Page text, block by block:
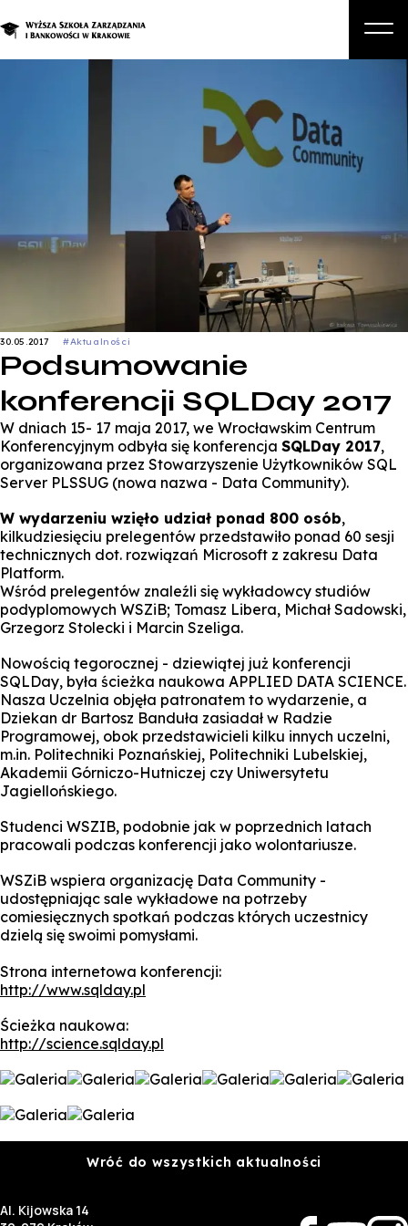
Studia podyplomowe i kursy
Student
Biznes
Zapisz się na studia
30.05.2017 #Aktualności
Podsumowanie
konferencji SQLDay 2017
W dniach 15- 17 maja 2017, we Wrocławskim Centrum
Konferencyjnym odbyła się konferencja SQLDay 2017,
organizowana przez Stowarzyszenie Użytkowników SQL
Server PLSSUG (nowa nazwa - Data Community).
W wydarzeniu wzięło udział ponad 800 osób,
kilkudziesięciu prelegentów przedstawiło ponad 60 sesji
technicznych dot. rozwiązań Microsoft z zakresu Data
Platform.
Wśród prelegentów znaleźli się wykładowcy studiów
podyplomowych WSZiB; Tomasz Libera, Michał Sadowski,
Grzegorz Stolecki i Marcin Szeliga.
Nowością tegorocznej - dziewiątej już konferencji
SQLDay, była ścieżka naukowa APPLIED DATA SCIENCE.
Nasza Uczelnia objęła patronatem to wydarzenie, a
Dziekan dr Bartosz Banduła zasiadał w Radzie
Programowej, obok przedstawicieli kilku innych uczelni,
m.in. Politechniki Poznańskiej, Politechniki Lubelskiej,
Akademii Górniczo-Hutniczej czy Uniwersytetu
Jagiellońskiego.
Studenci WSZIB, podobnie jak w poprzednich latach
pracowali podczas konferencji jako wolontariusze.
WSZiB wspiera organizację Data Community -
udostępniając sale wykładowe na potrzeby
comiesięcznych spotkań podczas których uczestnicy
dzielą się swoimi pomysłami.
Strona internetowa konferencji:
http://www.sqlday.pl
Ścieżka naukowa:
http://science.sqlday.pl
Wróć do wszystkich aktualności
Al. Kijowska 14